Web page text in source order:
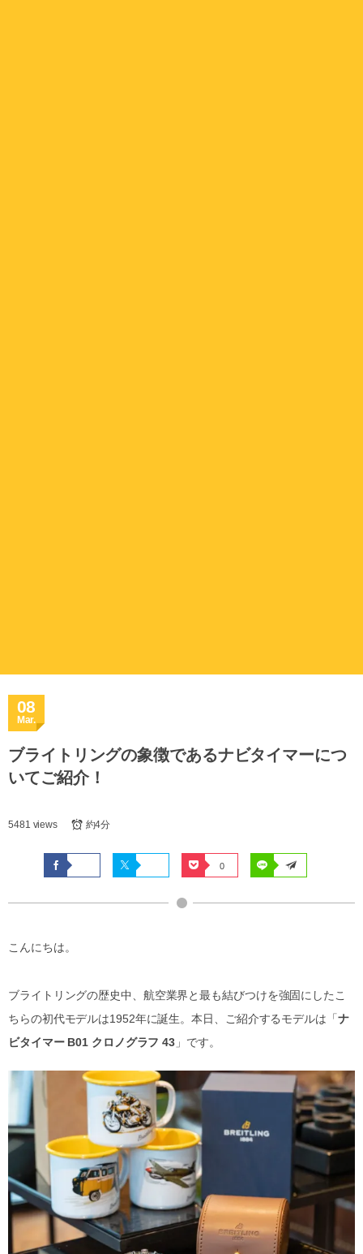
08
Mar.
ブライトリングの象徴であるナビタイマーにつ
いてご紹介！
5481 views 約4分
0
こんにちは。
ブライトリングの歴史中、航空業界と最も結びつけを強固にしたこ
ちらの初代モデルは1952年に誕生。本日、ご紹介するモデルは「ナ
ビタイマー B01 クロノグラフ 43 」です。